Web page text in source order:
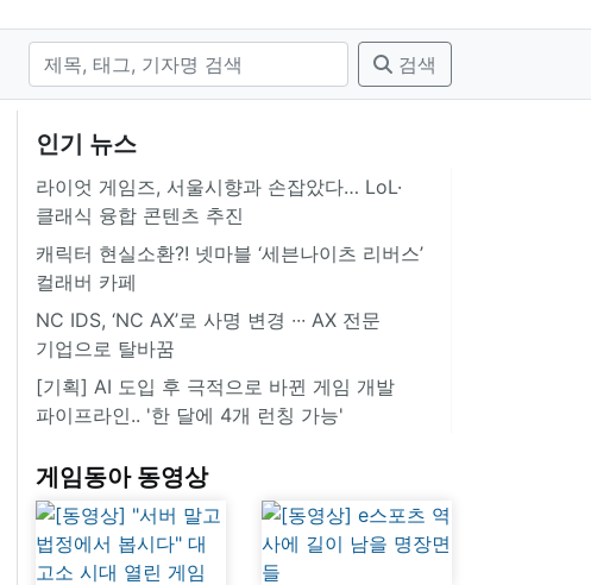
검색
인기 뉴스
라이엇 게임즈, 서울시향과 손잡았다… LoL·
클래식 융합 콘텐츠 추진
캐릭터 현실소환?! 넷마블 ‘세븐나이츠 리버스’
컬래버 카페
NC IDS, ‘NC AX’로 사명 변경 ∙∙∙ AX 전문
기업으로 탈바꿈
[기획] AI 도입 후 극적으로 바뀐 게임 개발
파이프라인.. '한 달에 4개 런칭 가능'
게임동아 동영상